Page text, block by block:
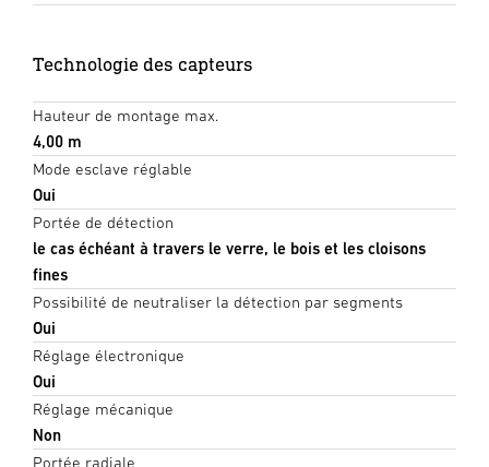
Technologie des capteurs
Hauteur de montage max.
4,00 m
Mode esclave réglable
Oui
Portée de détection
le cas échéant à travers le verre, le bois et les cloisons
fines
Possibilité de neutraliser la détection par segments
Oui
Réglage électronique
Oui
Réglage mécanique
Non
Portée radiale